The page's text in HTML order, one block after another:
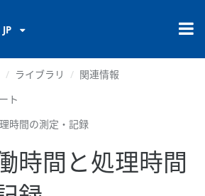
JP
ライブラリ
関連情報
ト
時間の測定・記録
時間と処理時間